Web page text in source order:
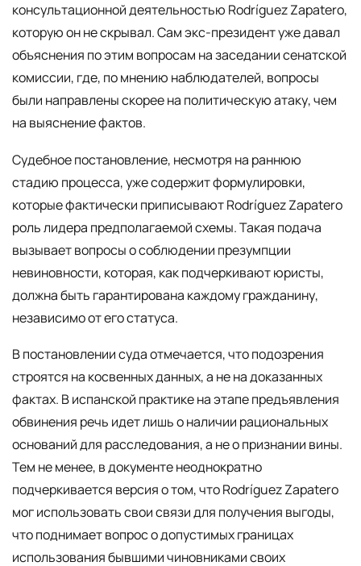
консультационной деятельностью Rodríguez Zapatero,
которую он не скрывал. Сам экс-президент уже давал
объяснения по этим вопросам на заседании сенатской
комиссии, где, по мнению наблюдателей, вопросы
были направлены скорее на политическую атаку, чем
на выяснение фактов.
Судебное постановление, несмотря на раннюю
стадию процесса, уже содержит формулировки,
которые фактически приписывают Rodríguez Zapatero
роль лидера предполагаемой схемы. Такая подача
вызывает вопросы о соблюдении презумпции
невиновности, которая, как подчеркивают юристы,
должна быть гарантирована каждому гражданину,
независимо от его статуса.
В постановлении суда отмечается, что подозрения
строятся на косвенных данных, а не на доказанных
фактах. В испанской практике на этапе предъявления
обвинения речь идет лишь о наличии рациональных
оснований для расследования, а не о признании вины.
Тем не менее, в документе неоднократно
подчеркивается версия о том, что Rodríguez Zapatero
мог использовать свои связи для получения выгоды,
что поднимает вопрос о допустимых границах
использования бывшими чиновниками своих